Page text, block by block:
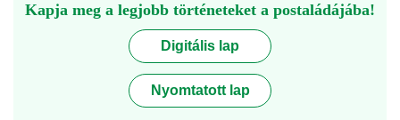
Kapja meg a legjobb történeteket a postaládájába!
Digitális lap
Nyomtatott lap